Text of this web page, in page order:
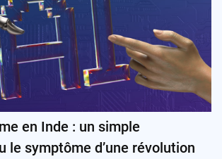
en Inde : un simple
le symptôme d’une révolution